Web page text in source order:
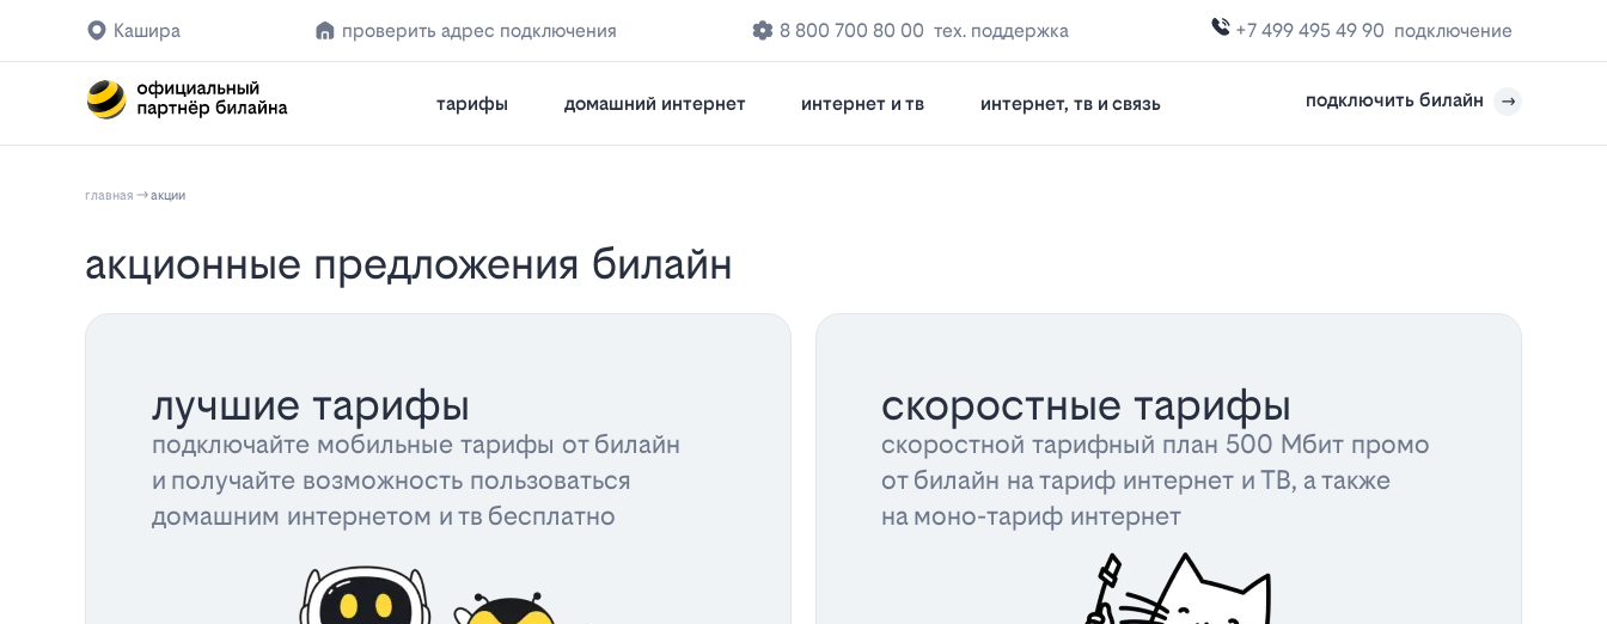
Кашира проверить адрес подключения 8 800 700 80 00 тех. поддержка +7 499 495 49 90 подключение
тарифы домашний интернет интернет и тв интернет, тв и связь подключить билайн
главная акции
акционные предложения билайн
лучшие тарифы
подключайте мобильные тарифы от билайн
и получайте возможность пользоваться
домашним интернетом и тв бесплатно
скоростные тарифы
скоростной тарифный план 500 Мбит промо
от билайн на тариф интернет и ТВ, а также
на моно-тариф интернет